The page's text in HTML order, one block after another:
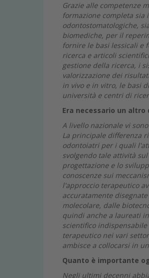
Grazie alle competenze
formazione completa
odontostomatologiche,
biomediche, per il
fornire le basi lessicali e
ricerca e articoli
gestione della ricerca, i
valorizzazione dei
in vivo e in vitro, le basi
università e centri di
Era necessario un
A livello nazionale vi
La principale differenza
odontoiatri per i quali
svolgendo tale attività
progettazione e lo
conoscenze sui
l'approccio terapeutico
accuratamente
molecolare, dalle
quindi anche a laureati
scientifico
terapeutico nei vari
ambisce a collocarsi in
Quanto è importante
Negli ultimi decenni